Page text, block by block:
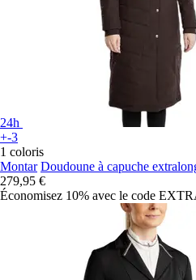
24h
+-3
1 coloris
Montar Doudoune à capuche
279,95 €
Économisez 10% avec le code